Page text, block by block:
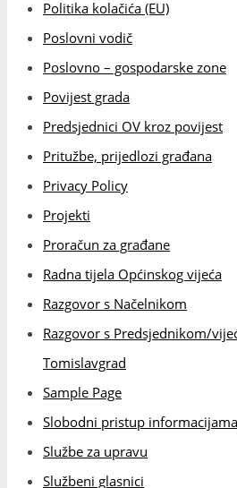
Razgovor s Načelnikom
Razgovor s Predsjednikom/
Tomislavgrad
Sample Page
Slobodni pristup informacijama
Službe za upravu
Službeni glasnici
Statistički podatci
Statut općine
Statut općine Tomislavgrad
Strateški dokumenti
Teme za građane – Novčane